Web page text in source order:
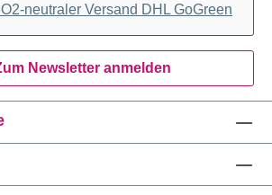
neutraler Versand DHL GoGreen
Newsletter anmelden